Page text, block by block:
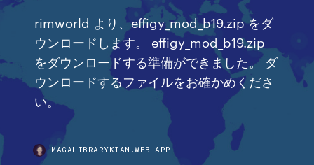
rimworld より、effigy_mod_b19.zip をダ
ウンロードします。 effigy_mod_b19.zip
をダウンロードする準備ができました。 ダ
ウンロードするファイルをお確かめくださ
い。
MAGALIBRARYKIAN.WEB.APP